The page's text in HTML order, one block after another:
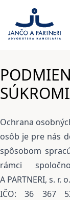
Ochrana
osôb je pre nás
spôsobom
rámci
A PARTNERI, s.
IČO: 36 367